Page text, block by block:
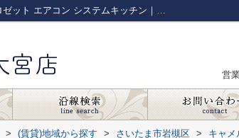
キャメル岩槻加倉303｜バルコニー シャワー ウォークインクロゼット エアコン システムキッチン｜さいたま市の賃貸マンション｜株式会社AGトラスト東大宮店
営
> (賃貸)地域から探す > さいたま市岩槻区 > キャメ